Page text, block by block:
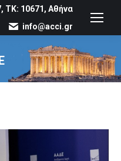
ΤΚ: 10671, Αθήνα
info@acci.gr
are here: